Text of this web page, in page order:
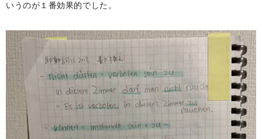
いうのが１番効果的でした。